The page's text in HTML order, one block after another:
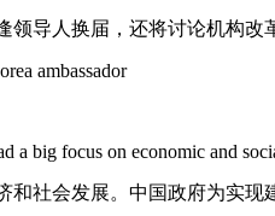
领导人换届，还将讨论机构
ambassador
a big focus on economic and
和社会发展。中国政府为实